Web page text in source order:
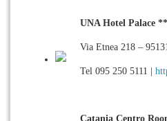
UNA Hotel Palace
Via Etnea 218 –
Tel 095 250 5111 |
Catania Centro